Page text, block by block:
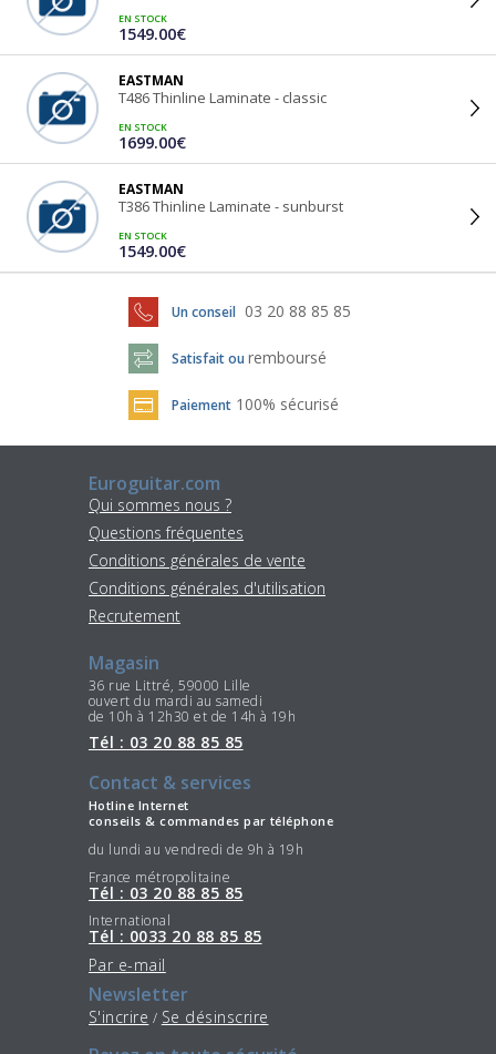
EN STOCK
1549.00€
EASTMAN
T486 Thinline Laminate - classic
EN STOCK
1699.00€
EASTMAN
T386 Thinline Laminate - sunburst
EN STOCK
1549.00€
Un conseil 03 20 88 85 85
Satisfait ou remboursé
Paiement 100% sécurisé
Euroguitar.com
Qui sommes nous ?
Questions fréquentes
Conditions générales de vente
Conditions générales d'utilisation
Recrutement
Magasin
36 rue Littré, 59000 Lille
ouvert du mardi au samedi
de 10h à 12h30 et de 14h à 19h
Tél : 03 20 88 85 85
Contact & services
Hotline Internet
conseils & commandes par téléphone
du lundi au vendredi de 9h à 19h
France métropolitaine
Tél : 03 20 88 85 85
International
Tél : 0033 20 88 85 85
Par e-mail
Newsletter
S'incrire / Se désinscrire